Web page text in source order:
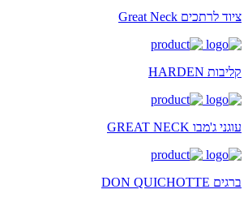
ציוד לרתכים Great Neck
קליבות HARDEN
עוגני ג'מבו GREAT NECK
ברגים DON QUICHOTTE